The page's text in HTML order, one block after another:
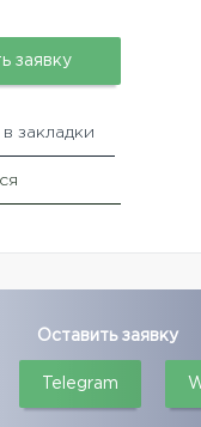
заявку
закладки
Оставить заявку
Telegram